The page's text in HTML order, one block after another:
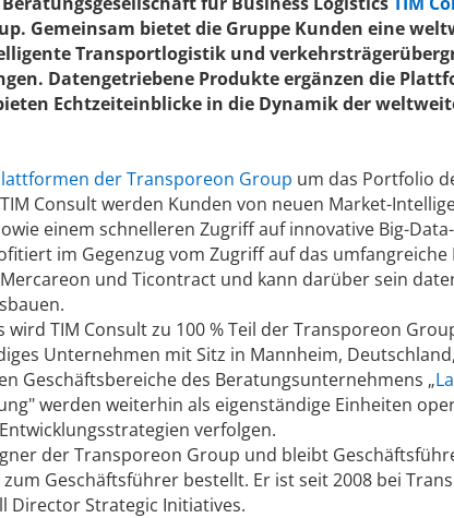
Gemeinsam bietet die Gruppe Kunden eine
Transportlogistik und
Datengetriebene Produkte ergänzen die
Echtzeiteinblicke in die Dynamik der
der Transporeon Group um das Portfolio
Consult werden Kunden von neuen Market-
einem schnelleren Zugriff auf innovative Big-
im Gegenzug vom Zugriff auf das umfangreiche
und Ticontract und kann darüber sein
wird TIM Consult zu 100 % Teil der Transporeon
Unternehmen mit Sitz in Mannheim,
Geschäftsbereiche des Beratungsunternehmens „
werden weiterhin als eigenständige Einheiten
verfolgen.
der Transporeon Group und bleibt
Geschäftsführer bestellt. Er ist seit 2008 bei
Director Strategic Initiatives.